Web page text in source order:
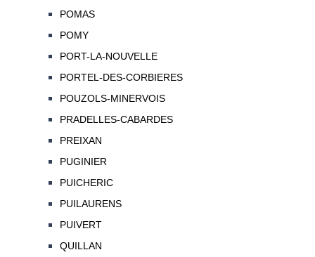
POMAS
POMY
PORT-LA-NOUVELLE
PORTEL-DES-CORBIERES
POUZOLS-MINERVOIS
PRADELLES-CABARDES
PREIXAN
PUGINIER
PUICHERIC
PUILAURENS
PUIVERT
QUILLAN